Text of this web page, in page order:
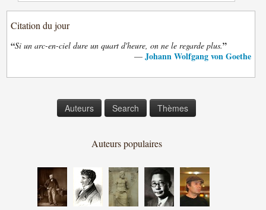
Citation du jour
“Si un arc-en-ciel dure un quart d'heure, on ne le regarde plus.”
— Johann Wolfgang von Goethe
Auteurs Search Thèmes
Auteurs populaires